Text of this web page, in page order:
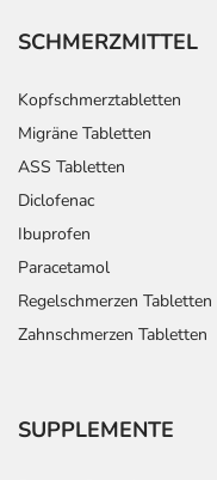
SCHMERZMITTEL
Kopfschmerztabletten
Migräne Tabletten
ASS Tabletten
Diclofenac
Ibuprofen
Paracetamol
Regelschmerzen Tabletten
Zahnschmerzen Tabletten
SUPPLEMENTE